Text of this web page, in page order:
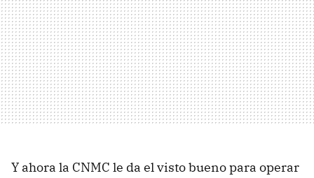
Y ahora la CNMC le da el visto bueno para operar